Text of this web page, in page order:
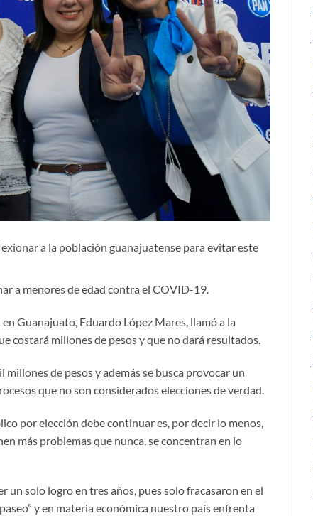
a la población guanajuatense para evitar este
a menores de edad contra el COVID-19.
Guanajuato, Eduardo López Mares, llamó a la
costará millones de pesos y que no dará resultados.
de pesos y además se busca provocar un
que no son considerados elecciones de verdad.
por elección debe continuar es, por decir lo menos,
más problemas que nunca, se concentran en lo
solo logro en tres años, pues solo fracasaron en el
y en materia económica nuestro país enfrenta